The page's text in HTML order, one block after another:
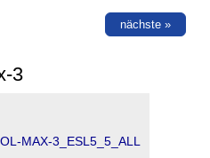
nächste »
3